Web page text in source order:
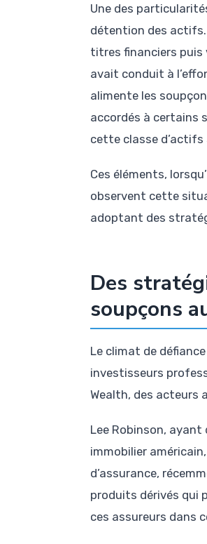
Une des
détention des
titres financiers puis
avait conduit à
alimente les
accordés à certains
cette classe
Ces éléments,
observent cette
adoptant des
Des
soupçons
Le climat de
investisseurs
Wealth, des acteurs
Lee Robinson,
immobilier
d’assurance,
produits dérivés qui
ces assureurs dans